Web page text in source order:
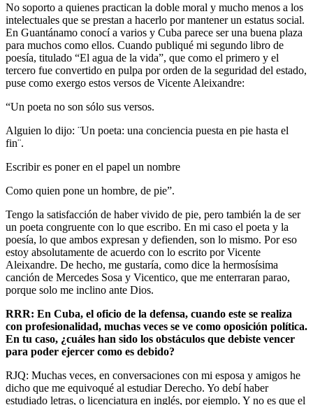
No soporto a quienes practican la doble moral y mucho menos a los
intelectuales que se prestan a hacerlo por mantener un estatus social.
En Guantánamo conocí a varios y Cuba parece ser una buena plaza
para muchos como ellos. Cuando publiqué mi segundo libro de
poesía, titulado “El agua de la vida”, que como el primero y el
tercero fue convertido en pulpa por orden de la seguridad del estado,
puse como exergo estos versos de Vicente Aleixandre:
“Un poeta no son sólo sus versos.
Alguien lo dijo: ¨Un poeta: una conciencia puesta en pie hasta el
fin¨.
Escribir es poner en el papel un nombre
Como quien pone un hombre, de pie”.
Tengo la satisfacción de haber vivido de pie, pero también la de ser
un poeta congruente con lo que escribo. En mi caso el poeta y la
poesía, lo que ambos expresan y defienden, son lo mismo. Por eso
estoy absolutamente de acuerdo con lo escrito por Vicente
Aleixandre. De hecho, me gustaría, como dice la hermosísima
canción de Mercedes Sosa y Vicentico, que me enterraran parao,
porque solo me inclino ante Dios.
RRR: En Cuba, el oficio de la defensa, cuando este se realiza
con profesionalidad, muchas veces se ve como oposición política.
En tu caso, ¿cuáles han sido los obstáculos que debiste vencer
para poder ejercer como es debido?
RJQ: Muchas veces, en conversaciones con mi esposa y amigos he
dicho que me equivoqué al estudiar Derecho. Yo debí haber
estudiado letras, o licenciatura en inglés, por ejemplo. Y no es que el